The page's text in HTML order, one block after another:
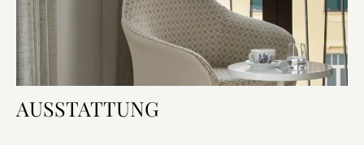
AUSSTATTUNG